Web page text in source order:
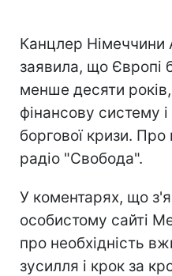
Канцлер Німеччини
заявила, що Європі
менше десяти
фінансову систему
боргової кризи.
радіо "Свобода".
У коментарях, що
особистому сайті
про необхідність
зусилля і крок за